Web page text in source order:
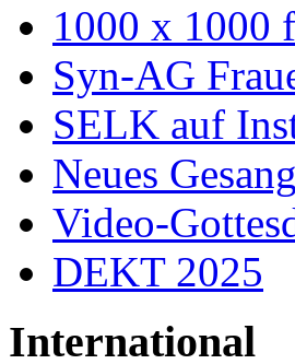
1000 x 1000
Syn-AG
SELK auf
Neues
Video-
DEKT 2025
International